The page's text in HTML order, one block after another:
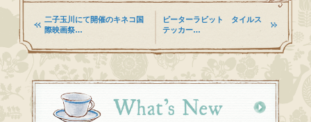
二子玉川にて開催のキネコ国
際映画祭…
ピーターラビット タイルス
テッカー…